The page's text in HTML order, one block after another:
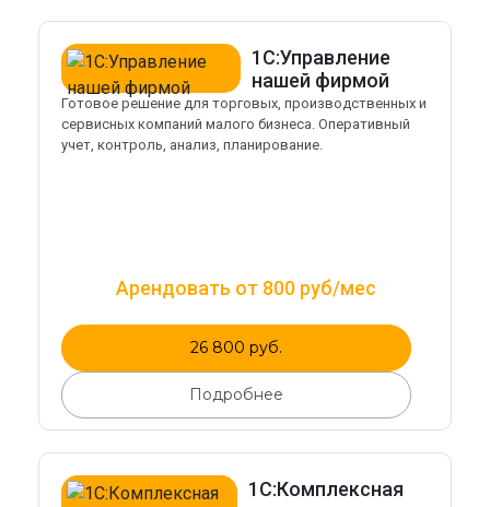
1С:Управление
нашей фирмой
Готовое решение для торговых, производственных и
сервисных компаний малого бизнеса. Оперативный
учет, контроль, анализ, планирование.
Арендовать от 800 руб/мес
26 800 руб.
Подробнее
1С:Комплексная